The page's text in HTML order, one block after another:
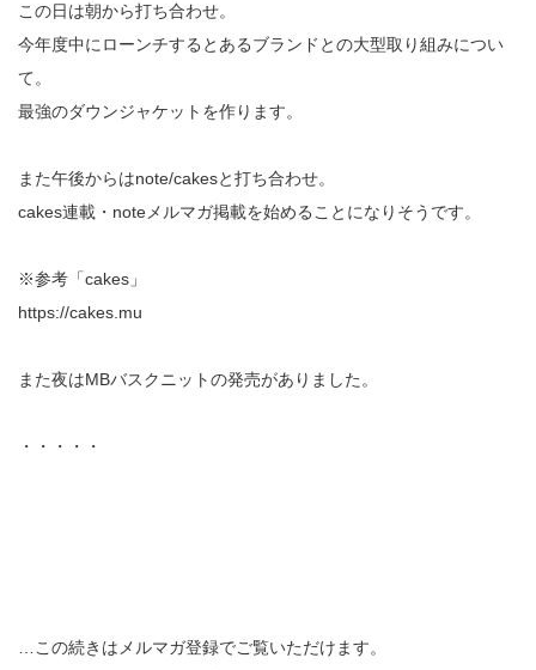
この日は朝から打ち合わせ。
今年度中にローンチするとあるブランドとの大型取り組みについ
て。
最強のダウンジャケットを作ります。
また午後からはnote/cakesと打ち合わせ。
cakes連載・noteメルマガ掲載を始めることになりそうです。
※参考「cakes」
https://cakes.mu
また夜はMBバスクニットの発売がありました。
・・・・・
…この続きはメルマガ登録でご覧いただけます。